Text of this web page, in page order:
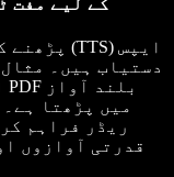
دستیاب ہیں۔
میں پڑھتا
قدرتی آوازوں